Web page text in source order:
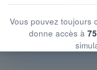
Vous pouvez toujours
donne accès à